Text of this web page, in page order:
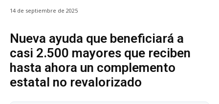
14 de septiembre de 2025
Nueva ayuda que beneficiará a
casi 2.500 mayores que reciben
hasta ahora un complemento
estatal no revalorizado